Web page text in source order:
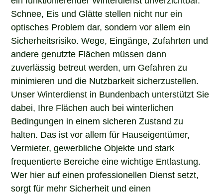
Schnee, Eis und Glätte stellen nicht nur ein
optisches Problem dar, sondern vor allem ein
Sicherheitsrisiko. Wege, Eingänge, Zufahrten und
andere genutzte Flächen müssen dann
zuverlässig betreut werden, um Gefahren zu
minimieren und die Nutzbarkeit sicherzustellen.
Unser Winterdienst in Bundenbach unterstützt Sie
dabei, Ihre Flächen auch bei winterlichen
Bedingungen in einem sicheren Zustand zu
halten. Das ist vor allem für Hauseigentümer,
Vermieter, gewerbliche Objekte und stark
frequentierte Bereiche eine wichtige Entlastung.
Wer hier auf einen professionellen Dienst setzt,
sorgt für mehr Sicherheit und einen